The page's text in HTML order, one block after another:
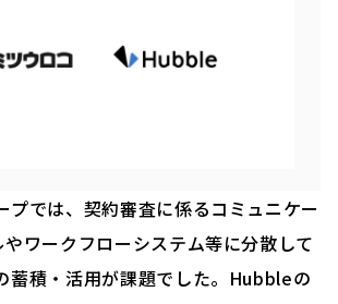
プでは、契約審査に係るコミュニケー
ワークフローシステム等に分散して
蓄積・活用が課題でした。Hubbleの